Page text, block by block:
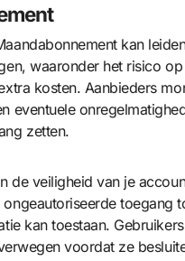
kan
waaronder het risico
kosten. Aanbieders
eventuele
zetten.
de veiligheid van je
toegang
kan toestaan.
voordat ze